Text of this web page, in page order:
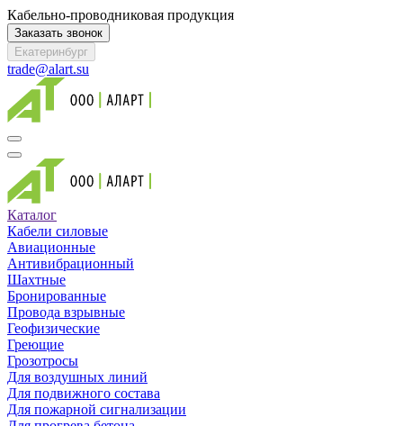
Кабельно-проводниковая продукция
Заказать звонок
Екатеринбург
trade@alart.su
Каталог
Кабели силовые
Авиационные
Антивибрационный
Шахтные
Бронированные
Провода взрывные
Геофизические
Греющие
Грозотросы
Для воздушных линий
Для подвижного состава
Для пожарной сигнализации